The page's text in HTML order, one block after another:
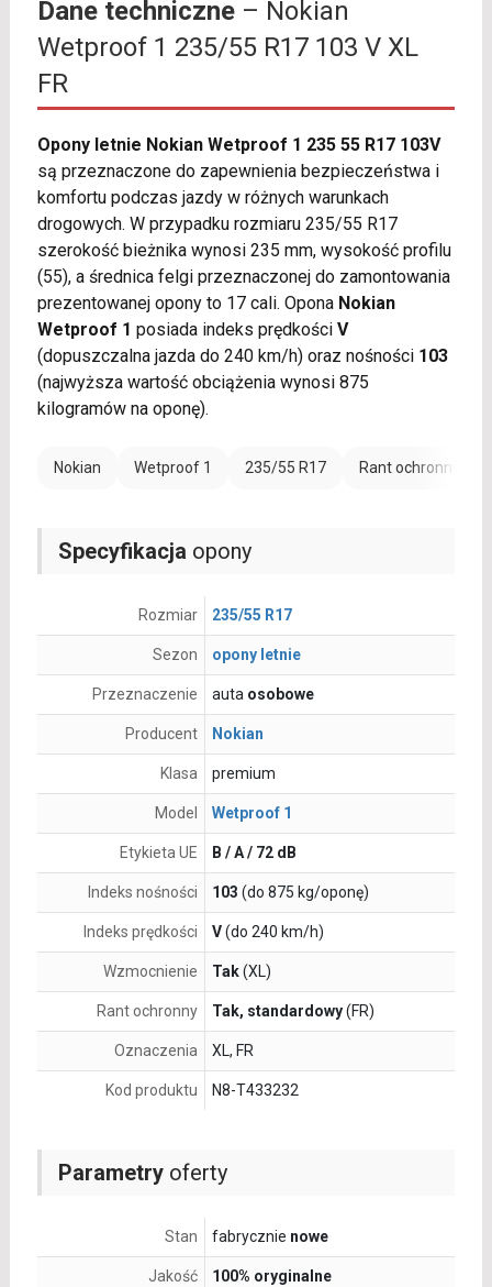
Dane techniczne– Nokian
Wetproof 1 235/55 R17 103 V XL
FR
Opony letnie Nokian Wetproof 1 235 55 R17 103V
są przeznaczone do zapewnienia bezpieczeństwa i
komfortu podczas jazdy w różnych warunkach
drogowych. W przypadku rozmiaru 235/55 R17
szerokość bieżnika wynosi 235 mm, wysokość profilu
(55), a średnica felgi przeznaczonej do zamontowania
prezentowanej opony to 17 cali. Opona Nokian
Wetproof 1 posiada indeks prędkości V
(dopuszczalna jazda do 240 km/h) oraz nośności 103
(najwyższa wartość obciążenia wynosi 875
kilogramów na oponę).
Nokian Wetproof 1 235/55 R17 Rant ochronny (FR)
Parametryoferty
Stan fabrycznie nowe
Jakość 100% oryginalne
Specyfikacja opony
Rozmiar 235/55 R17
Sezon opony letnie
Przeznaczenie auta osobowe
Producent Nokian
Klasa premium
Model Wetproof 1
Etykieta UE B / A / 72 dB
Indeks nośności 103 (do 875 kg/oponę)
Indeks prędkości V(do 240 km/h)
Wzmocnienie Tak(XL)
Rant ochronny Tak, standardowy(FR)
Oznaczenia XL, FR
Kod produktu N8-T433232